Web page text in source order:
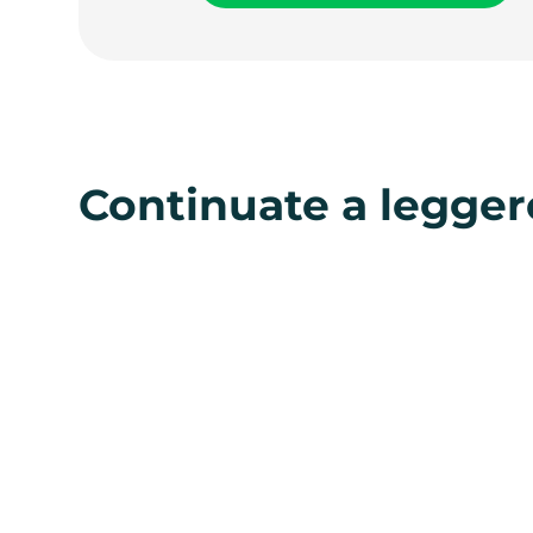
Continuate a